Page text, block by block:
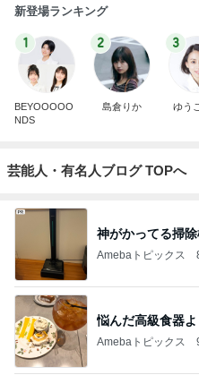
新登場ランキング
1
BEYOOOOO
NDS
2
島倉りか
3
ゆう
芸能人・有名人ブログ TOPへ
神がかってる掃
Amebaトピックス
悩んだ高級食器
Amebaトピックス